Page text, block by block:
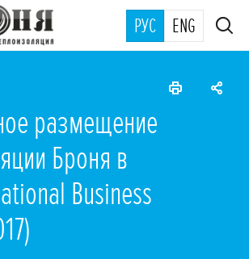
РУС ENG
размещение
Броня в
Business